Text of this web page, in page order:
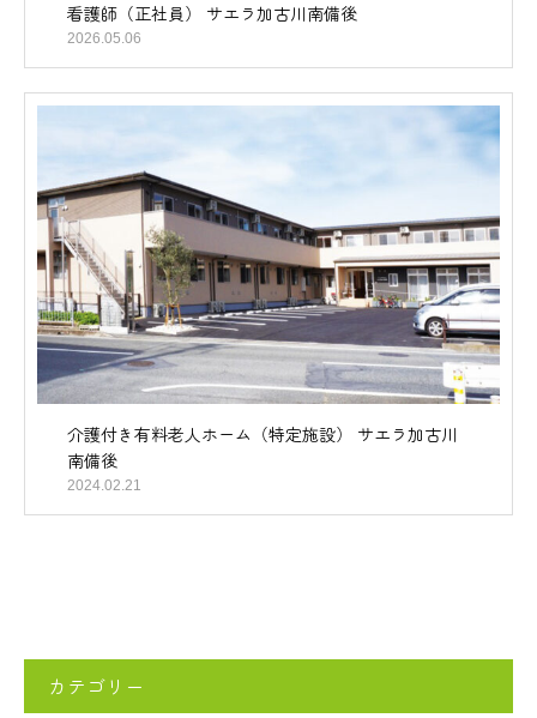
看護師（正社員） サエラ加古川南備後
2026.05.06
介護付き有料老人ホーム（特定施設） サエラ加古川
南備後
2024.02.21
カテゴリー